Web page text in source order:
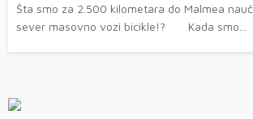
Šta smo za 2.500 kilometara do Malmea
sever masovno vozi bicikle!? Kada smo...